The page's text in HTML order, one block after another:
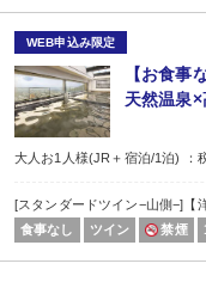
WEB申込み限定
【お食事
天然温泉×
大人お1人様(JR＋宿泊/1泊) ：
[スタンダードツイン−山側−]【
食事なし
ツイン 禁煙